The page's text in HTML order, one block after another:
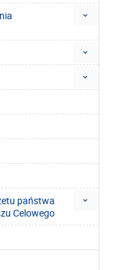
państwa
Celowego